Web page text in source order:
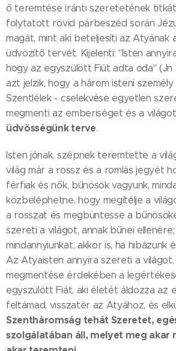
ő teremtése iránti szeretetének
folytatott rövid párbeszéd során
magát, mint aki beteljesíti az Atyának
üdvözítő tervét. Kijelenti: "Isten
hogy az egyszülött Fiút adta oda" (Jn
azt jelzik, hogy a három isteni
Szentlélek - cselekvése egyetlen
megmenti az emberiséget és a
üdvösségünk terve.
Isten jónak, szépnek teremtette a
világ már a rossz és a romlás jegyét
férfiak és nők, bűnösök vagyunk,
közbeléphetne, hogy megítélje a
a rosszat és megbüntesse a
szereti a világot, annak bűnei
mindannyiunkat, akkor is, ha hibázunk
Az Atyaisten annyira szereti a világot,
megmentése érdekében a
egyszülött Fiát, aki életét áldozza az
feltámad, visszatér az Atyához, és
Szentháromság tehát Szeretet,
szolgálatában áll, melyet meg akar